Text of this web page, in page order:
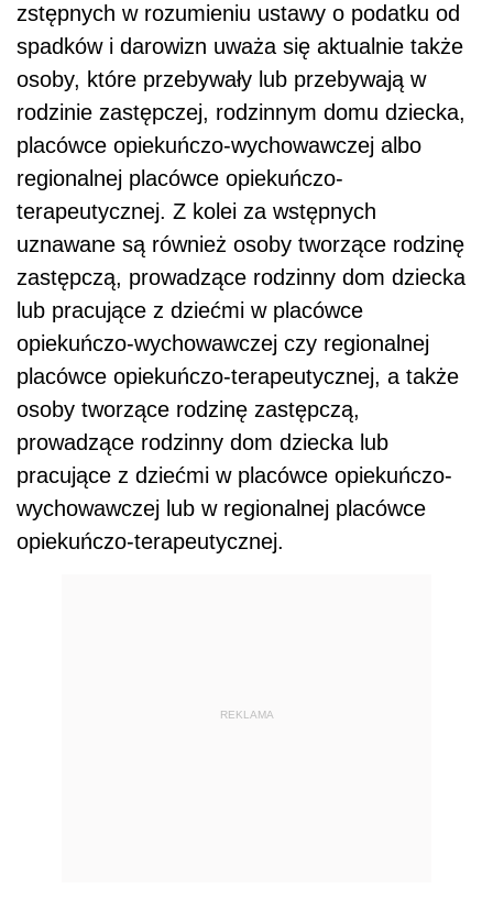
zstępnych w rozumieniu ustawy o podatku od
spadków i darowizn uważa się aktualnie także
osoby, które przebywały lub przebywają w
rodzinie zastępczej, rodzinnym domu dziecka,
placówce opiekuńczo-wychowawczej albo
regionalnej placówce opiekuńczo-
terapeutycznej. Z kolei za wstępnych
uznawane są również osoby tworzące rodzinę
zastępczą, prowadzące rodzinny dom dziecka
lub pracujące z dziećmi w placówce
opiekuńczo-wychowawczej czy regionalnej
placówce opiekuńczo-terapeutycznej, a także
osoby tworzące rodzinę zastępczą,
prowadzące rodzinny dom dziecka lub
pracujące z dziećmi w placówce opiekuńczo-
wychowawczej lub w regionalnej placówce
opiekuńczo-terapeutycznej.
REKLAMA